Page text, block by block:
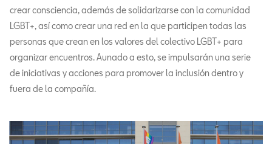
crear consciencia, además de solidarizarse con la comunidad
LGBT+, así como crear una red en la que participen todas las
personas que crean en los valores del colectivo LGBT+ para
organizar encuentros. Aunado a esto, se impulsarán una serie
de iniciativas y acciones para promover la inclusión dentro y
fuera de la compañía.